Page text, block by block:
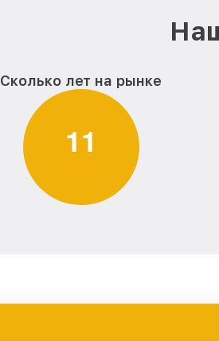
Сколько лет на рынке
11